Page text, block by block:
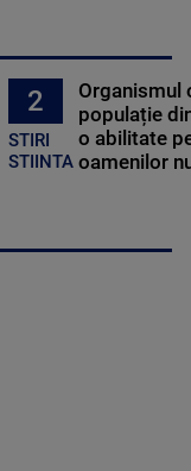
2
STIRI
STIINTA
Organismul
populație
o abilitate
oamenilor